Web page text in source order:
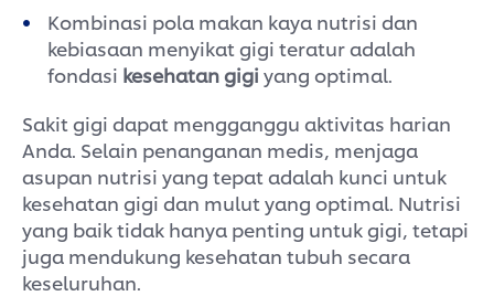
Kombinasi pola makan kaya nutrisi dan
kebiasaan menyikat gigi teratur adalah
fondasi kesehatan gigi yang optimal.
Sakit gigi dapat mengganggu aktivitas harian
Anda. Selain penanganan medis, menjaga
asupan nutrisi yang tepat adalah kunci untuk
kesehatan gigi dan mulut yang optimal. Nutrisi
yang baik tidak hanya penting untuk gigi, tetapi
juga mendukung kesehatan tubuh secara
keseluruhan.